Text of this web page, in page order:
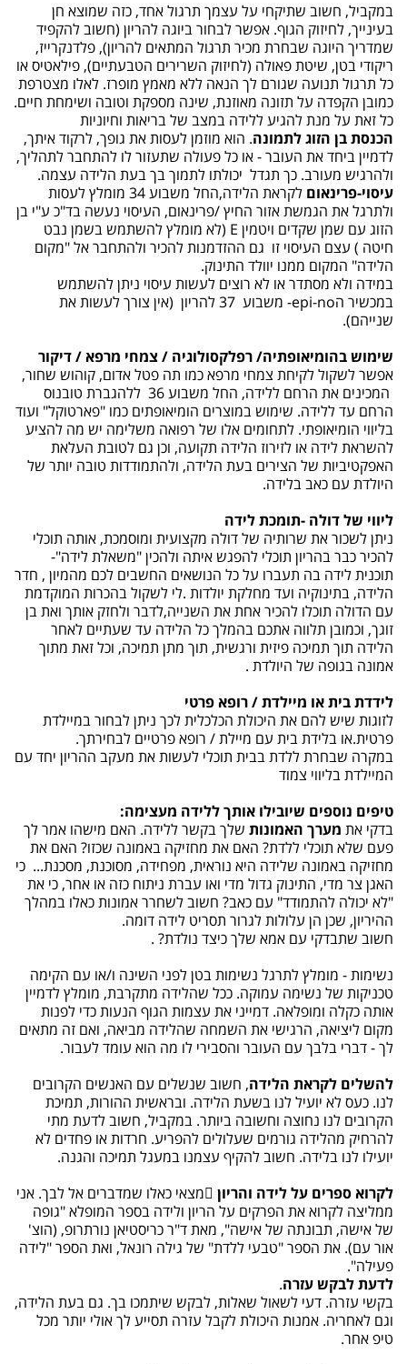
במקביל, חשוב שתיקחי על עצמך תרגול אחד, כזה שמוצא חן
בעינייך, לחיזוק הגוף. אפשר לבחור ביוגה להריון (חשוב להקפיד
שמדריך היוגה שבחרת מכיר תרגול המתאים להריון), פלדנקרייז,
ריקודי בטן, שיטת פאולה (לחיזוק השרירים הטבעתיים), פילאטיס או
כל תרגול תנועה שגורם לך הנאה ללא מאמץ מופרז. לאלו מצטרפת
כמובן הקפדה על תזונה מאוזנת, שינה מספקת וטובה ושימחת חיים.
כל זאת על מנת להגיע ללידה במצב של בריאות וחיוניות
הכנסת בן הזוג לתמונה. הוא מוזמן לעסות את גופך, לרקוד איתך,
לדמיין ביחד את העובר - או כל פעולה שתעזור לו להתחבר לתהליך,
ולהרגיש מעורב. כך תגדל יכולתו לתמוך בך בעת הלידה עצמה.
עיסוי-פרינאום
לקראת הלידה,החל משבוע 34 מומלץ לעסות
ולתרגל את הגמשת אזור החיץ /פרינאום, העיסוי נעשה בד"כ ע"י בן
הזוג עם שמן שקדים ויטמין E (לא מומלץ להשתמש בשמן נבט
חיטה ) עצם העיסוי זו גם ההזדמנות להכיר ולהתחבר אל "מקום
הלידה" המקום ממנו יוולד התינוק.
במידה ולא מסתדר או לא רוצים לעשות עיסוי ניתן להשתמש
במכשיר הepi-no- משבוע 37 להריון (אין צורך לעשות את
שנייהם).
שימוש בהומיאופתיה/ רפלקסולוגיה / צמחי מרפא / דיקור
אפשר לשקול לקיחת צמחי מרפא כמו תה פטל אדום, קוהוש שחור,
המכינים את הרחם ללידה, החל משבוע 36 ללהגברת טובנוס
הרחם עד ללידה. שימוש במוצרים הומיאופתים כמו "פארטוקל" ועוד
בליווי הומיאופתי. לתחומים אלו של רפואה משלימה יש מה להציע
להשראת לידה או לזירוז הלידה תקועה, וכן גם לטובת העלאת
האפקטיביות של הצירים בעת הלידה, ולהתמודדות טובה יותר של
היולדת עם כאב בלידה.
ליווי של דולה -תומכת לידה
ניתן לשכור את שרותיה של דולה מקצועית ומוסמכת, אותה תוכלי
להכיר כבר בהריון תוכלי להפגש איתה ולהכין "משאלת לידה"-
תוכנית לידה בה תעברו על כל הנושאים החשבים לכם מהמיון , חדר
הלידה, בתינוקיה ועד מחלקת יולדות .לי לשקול בהכרות המוקדמת
עם הדולה תוכלו להכיר אחת את השנייה,לדבר ולחזק אותך ואת בן
זוגך, וכמובן תלווה אתכם בהמלך כל הלידה עד שעתיים לאחר
הלידה תוך תמיכה פיזית ורגשית, תוך מתן תמיכה, וכל זאת מתוך
אמונה בגופה של היולדת .
לידדת בית או מיילדת / רופא פרטי
לזוגות שיש להם את היכולת הכלכלית לכך ניתן לבחור במיילדת
פרטית.או בלידת בית עם מיילת / רופא פרטיים לבחירתך.
במקרה שבחרת ללדת בבית תוכלי לעשות את מעקב ההריון יחד עם
המיילדת בליווי צמוד
טיפים נוספים שיובילו אותך ללידה מעצימה:
בדקי את מערך האמונות שלך בקשר ללידה. האם מישהו אמר לך
פעם שלא תוכלי ללדת? האם את מחזיקה באמונה שכזו? האם את
מחזיקה באמונה שלידה היא נוראית, מפחידה, מסוכנת, מסכנת... כי
האגן צר מדי, התינוק גדול מדי ואו עברת ניתוח כזה או אחר, כי את
"לא יכולה להתמודד" עם כאב? חשוב לשחרר אמונות כאלו במהלך
ההיריון, שכן הן עלולות לגרור תסריט לידה דומה.
חשוב שתבדקי עם אמא שלך כיצד נולדת? .
נשימות - מומלץ לתרגל נשימות בטן לפני השינה ו/או עם הקימה
טכניקות של נשימה עמוקה. ככל שהלידה מתקרבת, מומלץ לדמיין
אותה כקלה ומופלאה. דמייני את עצמות הגוף הנעות כדי לפנות
מקום ליציאה, הרגישי את השמחה שהלידה מביאה, ואם זה מתאים
לך - דברי בלבך עם העובר והסבירי לו מה הוא עומד לעבור.
להשלים לקראת הלידה, חשוב שנשלים עם האנשים הקרובים
לנו. כעס לא יועיל לנו בשעת הלידה. ובראשית ההורות, תמיכת
הקרובים לנו נחוצה וחשובה ביותר. במקביל, חשוב לדעת מתי
להרחיק מהלידה גורמים שעלולים להפריע. חרדות או פחדים לא
יועילו לנו בלידה. חשוב להקיף עצמנו במעגל תמיכה והגנה.
לקרוא ספרים על לידה והריון
מצאי כאלו שמדברים אל לבך. אני
ממליצה לקרוא את הפרקים על הריון ולידה בספר המופלא "גופה
של אישה, תבונתה של אישה", מאת ד"ר כריסטיאן נורתרופ, (הוצ'
אור עם). את הספר "טבעי ללדת" של גילה רונאל, ואת הספר "לידה
פעילה".
לדעת לבקש עזרה.
בקשי עזרה. דעי לשאול שאלות, לבקש שיתמכו בך. גם בעת הלידה,
וגם לאחריה. אמנות היכולת לקבל עזרה תסייע לך אולי יותר מכל
טיפ אחר.